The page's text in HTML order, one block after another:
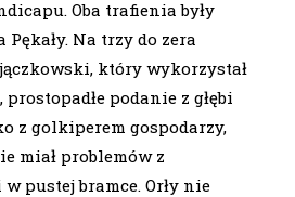
Oba trafienia były
Na trzy do zera
który wykorzystał
prostopadłe podanie z głębi
z golkiperem gospodarzy,
miał problemów z
pustej bramce. Orły nie